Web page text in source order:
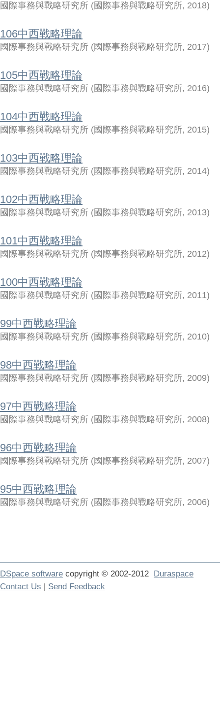
國際事務與戰略研究所 (國際事務與戰略研究所, 2018)
106中西戰略理論
國際事務與戰略研究所 (國際事務與戰略研究所, 2017)
105中西戰略理論
國際事務與戰略研究所 (國際事務與戰略研究所, 2016)
104中西戰略理論
國際事務與戰略研究所 (國際事務與戰略研究所, 2015)
103中西戰略理論
國際事務與戰略研究所 (國際事務與戰略研究所, 2014)
102中西戰略理論
國際事務與戰略研究所 (國際事務與戰略研究所, 2013)
101中西戰略理論
國際事務與戰略研究所 (國際事務與戰略研究所, 2012)
100中西戰略理論
國際事務與戰略研究所 (國際事務與戰略研究所, 2011)
99中西戰略理論
國際事務與戰略研究所 (國際事務與戰略研究所, 2010)
98中西戰略理論
國際事務與戰略研究所 (國際事務與戰略研究所, 2009)
97中西戰略理論
國際事務與戰略研究所 (國際事務與戰略研究所, 2008)
96中西戰略理論
國際事務與戰略研究所 (國際事務與戰略研究所, 2007)
95中西戰略理論
國際事務與戰略研究所 (國際事務與戰略研究所, 2006)
DSpace software copyright © 2002-2012 Duraspace
Contact Us | Send Feedback